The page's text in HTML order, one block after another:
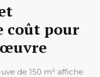
coût pour
de 150 m² affiche